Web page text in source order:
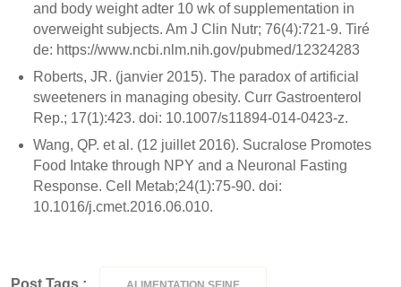
and body weight adter 10 wk of supplementation in
overweight subjects. Am J Clin Nutr; 76(4):721-9. Tiré
de: https://www.ncbi.nlm.nih.gov/pubmed/12324283
Roberts, JR. (janvier 2015). The paradox of artificial
sweeteners in managing obesity. Curr Gastroenterol
Rep.; 17(1):423. doi: 10.1007/s11894-014-0423-z.
Wang, QP. et al. (12 juillet 2016). Sucralose Promotes
Food Intake through NPY and a Neuronal Fasting
Response. Cell Metab;24(1):75-90. doi:
10.1016/j.cmet.2016.06.010.
Post Tags :